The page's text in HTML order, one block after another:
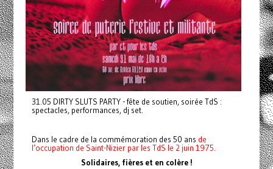
31.05 DIRTY SLUTS PARTY - fête de soutien, soirée TdS :
spectacles, performances, dj set.
Dans le cadre de la commémoration des 50 ans de
l’occupation de Saint-Nizier par les TdS le 2 juin 1975.
Solidaires, fières et en colère !